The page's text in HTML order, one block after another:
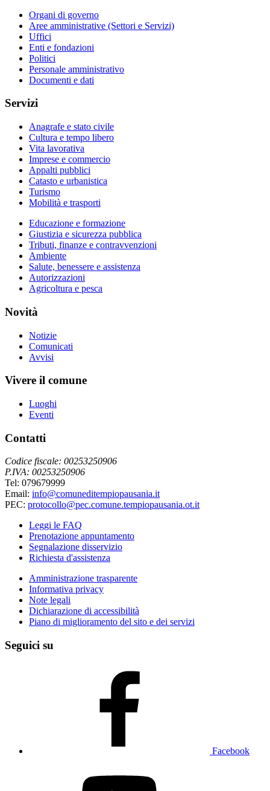
Organi di governo
Aree amministrative (Settori e Servizi)
Uffici
Enti e fondazioni
Politici
Personale amministrativo
Documenti e dati
Servizi
Anagrafe e stato civile
Cultura e tempo libero
Vita lavorativa
Imprese e commercio
Appalti pubblici
Catasto e urbanistica
Turismo
Mobilità e trasporti
Educazione e formazione
Giustizia e sicurezza pubblica
Tributi, finanze e contravvenzioni
Ambiente
Salute, benessere e assistenza
Autorizzazioni
Agricoltura e pesca
Novità
Notizie
Comunicati
Avvisi
Vivere il comune
Luoghi
Eventi
Contatti
Codice fiscale: 00253250906
P.IVA: 00253250906
Tel: 079679999
Email: info@comuneditempiopausania.it
PEC: protocollo@pec.comune.tempiopausania.ot.it
Leggi le FAQ
Prenotazione appuntamento
Segnalazione disservizio
Richiesta d'assistenza
Amministrazione trasparente
Informativa privacy
Note legali
Dichiarazione di accessibilità
Piano di miglioramento del sito e dei servizi
Seguici su
Facebook